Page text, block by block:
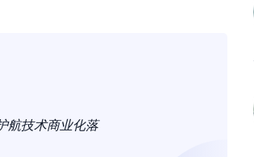
航技术商业化落